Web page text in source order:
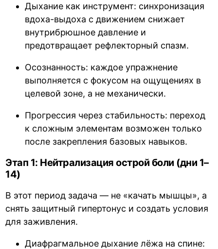
Дыхание как инструмент: синхронизация
вдоха-выдоха с движением снижает
внутрибрюшное давление и
предотвращает рефлекторный спазм.
Осознанность: каждое упражнение
выполняется с фокусом на ощущениях в
целевой зоне, а не механически.
Прогрессия через стабильность: переход
к сложным элементам возможен только
после закрепления базовых навыков.
Этап 1: Нейтрализация острой боли (дни 1–
14)
В этот период задача — не «качать мышцы», а
снять защитный гипертонус и создать условия
для заживления.
Диафрагмальное дыхание лёжа на спине: